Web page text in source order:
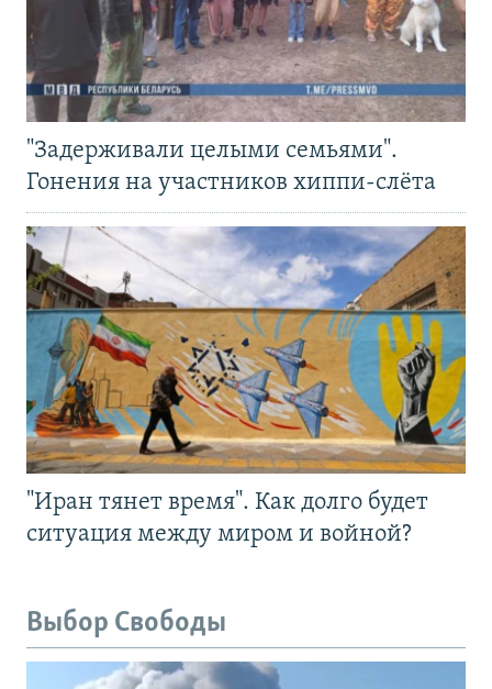
"Задерживали целыми семьями".
Гонения на участников хиппи-слёта
"Иран тянет время". Как долго будет
ситуация между миром и войной?
Выбор Свободы